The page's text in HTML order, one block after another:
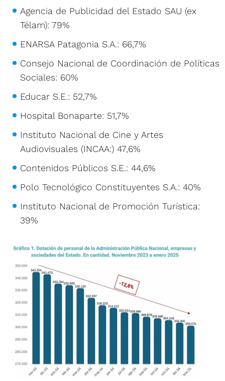
Agencia de Publicidad del Estado SAU (ex
Télam): 79%
ENARSA Patagonia S.A.: 66,7%
Consejo Nacional de Coordinación de Políticas
Sociales: 60%
Educar S.E.: 52,7%
Hospital Bonaparte: 51,7%
Instituto Nacional de Cine y Artes
Audiovisuales (INCAA:) 47,6%
Contenidos Públicos S.E.: 44,6%
Polo Tecnológico Constituyentes S.A.: 40%
Instituto Nacional de Promoción Turística:
39%